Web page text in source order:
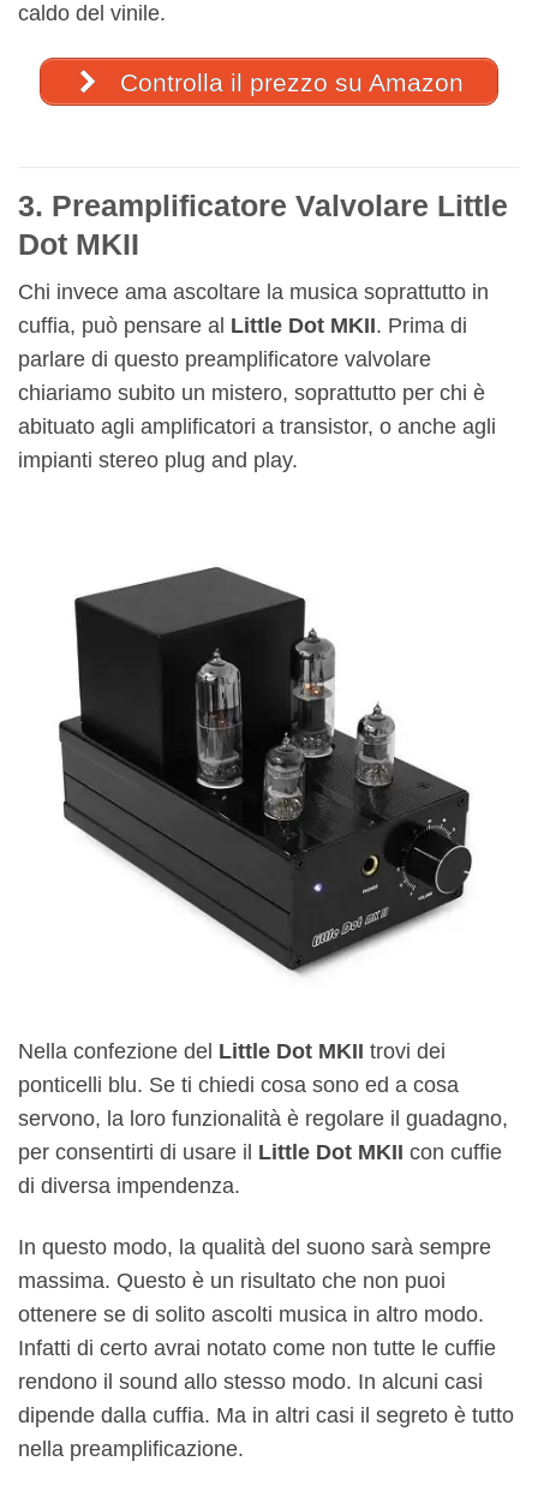
caldo del vinile.
Controlla il prezzo su Amazon
3. Preamplificatore Valvolare Little
Dot MKII
Chi invece ama ascoltare la musica soprattutto in
cuffia, può pensare al Little Dot MKII. Prima di
parlare di questo preamplificatore valvolare
chiariamo subito un mistero, soprattutto per chi è
abituato agli amplificatori a transistor, o anche agli
impianti stereo plug and play.
Nella confezione del Little Dot MKII trovi dei
ponticelli blu. Se ti chiedi cosa sono ed a cosa
servono, la loro funzionalità è regolare il guadagno,
per consentirti di usare il Little Dot MKII con cuffie
di diversa impendenza.
In questo modo, la qualità del suono sarà sempre
massima. Questo è un risultato che non puoi
ottenere se di solito ascolti musica in altro modo.
Infatti di certo avrai notato come non tutte le cuffie
rendono il sound allo stesso modo. In alcuni casi
dipende dalla cuffia. Ma in altri casi il segreto è tutto
nella preamplificazione.